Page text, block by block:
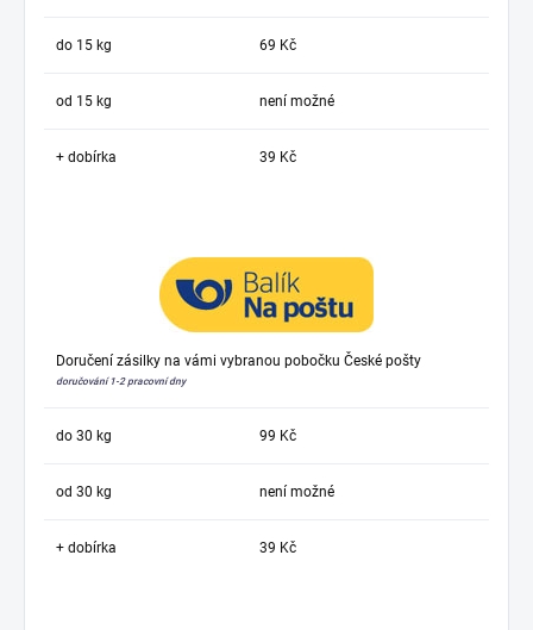
do 15 kg 69 Kč
od 15 kg není možné
+ dobírka 39 Kč
Doručení zásilky na vámi vybranou pobočku České pošty
doručování 1-2 pracovní dny
do 30 kg 99 Kč
od 30 kg není možné
+ dobírka 39 Kč